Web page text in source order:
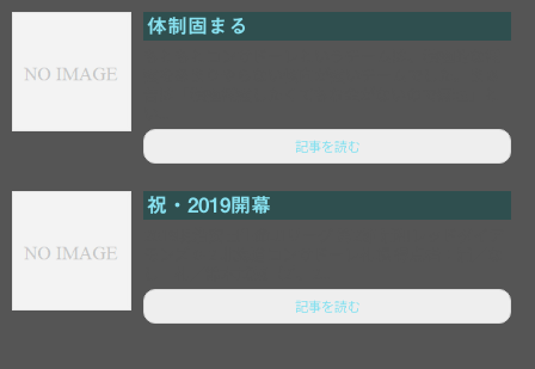
体制固まる
記事を読む
祝・2019開幕
記事を読む